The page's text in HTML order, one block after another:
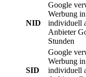
NID
Google
Werbung
individuell
Anbieter
Stunden
SID
Google
Werbung
individuell